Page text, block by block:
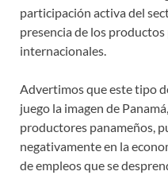
participación activa del
presencia de los
internacionales.
Advertimos que este tipo
juego la imagen de
productores panameños,
negativamente en la
de empleos que se